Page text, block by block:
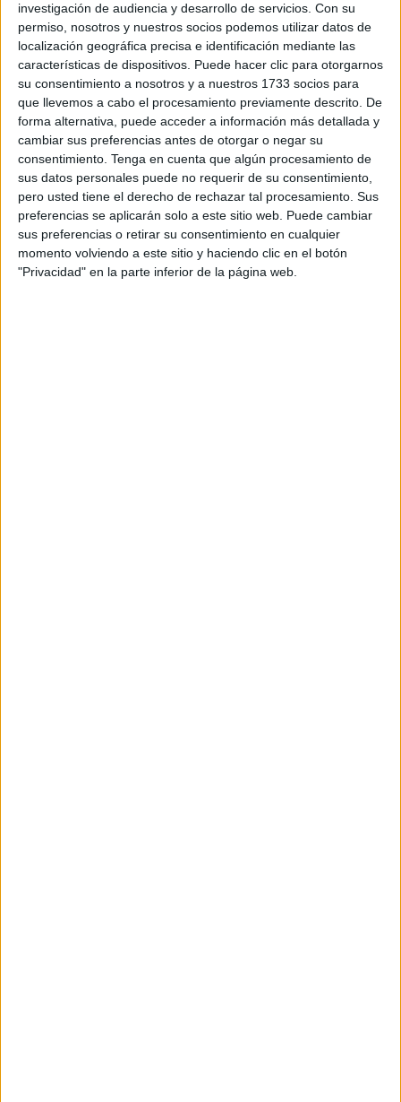
investigación de audiencia y desarrollo de servicios. Con su
permiso, nosotros y nuestros socios podemos utilizar datos de
localización geográfica precisa e identificación mediante las
características de dispositivos. Puede hacer clic para otorgarnos
su consentimiento a nosotros y a nuestros 1733 socios para
que llevemos a cabo el procesamiento previamente descrito. De
forma alternativa, puede acceder a información más detallada y
cambiar sus preferencias antes de otorgar o negar su
consentimiento. Tenga en cuenta que algún procesamiento de
sus datos personales puede no requerir de su consentimiento,
pero usted tiene el derecho de rechazar tal procesamiento. Sus
preferencias se aplicarán solo a este sitio web. Puede cambiar
sus preferencias o retirar su consentimiento en cualquier
momento volviendo a este sitio y haciendo clic en el botón
"Privacidad" en la parte inferior de la página web.
Todos están quedando encantados con la ciudad. “La
gente, el ambiente, la limpieza, me he llevado una grata
sorpresa”, comenzaba diciendo Miguel Ángel Culebras,
integrante del grupo.
Josean García, turista, ya había visitado Ceuta “hace 40
años”, y asegura que “ha cambiado de la noche al día en
sentido bueno”. Respecto al mirador de San Antonio ha
afirmado que “es espectacular. Sobre todo, me sorprende
ver desde aquí la poca distancia que hay respecto a la
península. No me extraña que se pase la gente con tanta
facilidad”, ha bromeado.